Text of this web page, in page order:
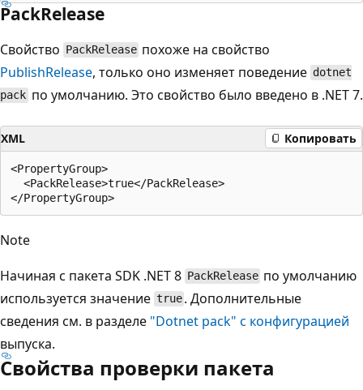
PackRelease
Свойство PackRelease похоже на свойство
PublishRelease, только оно изменяет поведение dotnet
pack по умолчанию. Это свойство было введено в .NET 7.
XML Копировать
<PropertyGroup>
  <PackRelease>true</PackRelease>
Note
Начиная с пакета SDK .NET 8 PackRelease по умолчанию
используется значение true . Дополнительные
сведения см. в разделе "Dotnet pack" с конфигурацией
выпуска.
Свойства проверки пакета